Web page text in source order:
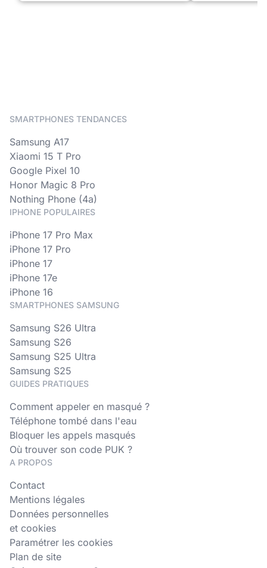
SMARTPHONES TENDANCES
Samsung A17
Xiaomi 15 T Pro
Google Pixel 10
Honor Magic 8 Pro
Nothing Phone (4a)
IPHONE POPULAIRES
iPhone 17 Pro Max
iPhone 17 Pro
iPhone 17
iPhone 17e
iPhone 16
SMARTPHONES SAMSUNG
Samsung S26 Ultra
Samsung S26
Samsung S25 Ultra
Samsung S25
GUIDES PRATIQUES
Comment appeler en masqué ?
Téléphone tombé dans l'eau
Bloquer les appels masqués
Où trouver son code PUK ?
A PROPOS
Contact
Mentions légales
Données personnelles
et cookies
Paramétrer les cookies
Plan de site